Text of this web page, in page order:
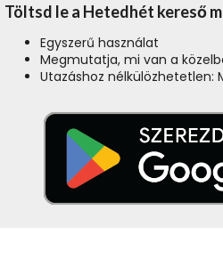
Töltsd le a Hetedhét kereső
Egyszerű használat
Megmutatja, mi van a
Utazáshoz nélkülözhetetlen: